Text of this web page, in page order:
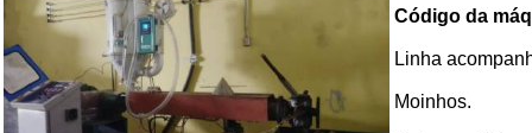
Código da
Linha
Moinhos.